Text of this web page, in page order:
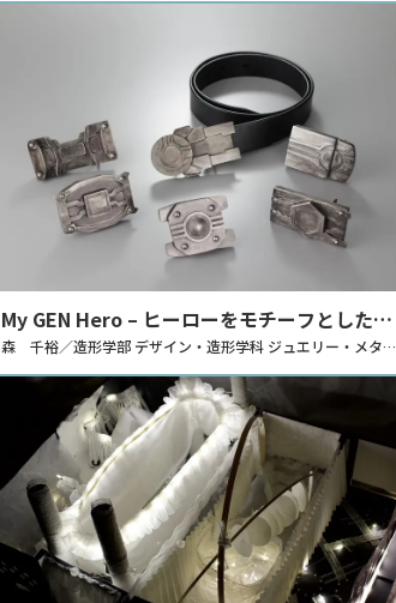
My GEN Hero – ヒーローをモチーフとしたは
り合わせ技法によるバックルの制作 –
森 千裕／造形学部 デザイン・造形学科 ジュエリー・メタル